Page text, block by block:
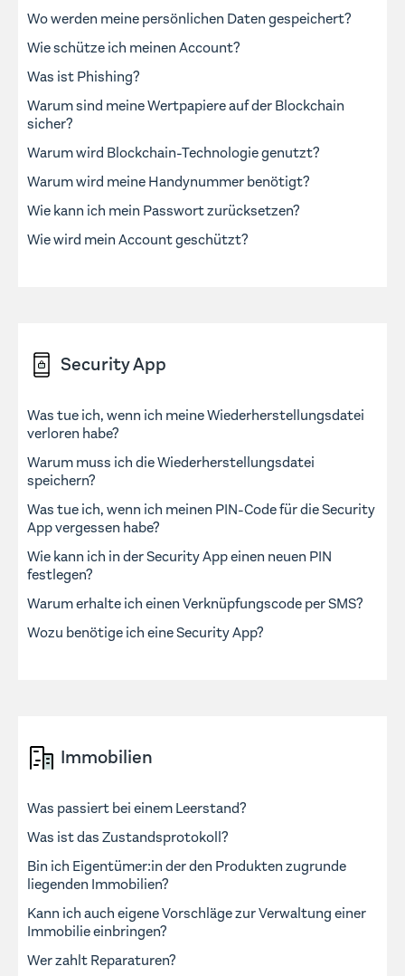
Wo werden meine persönlichen Daten gespeichert?
Wie schütze ich meinen Account?
Was ist Phishing?
Warum sind meine Wertpapiere auf der Blockchain
sicher?
Warum wird Blockchain-Technologie genutzt?
Warum wird meine Handynummer benötigt?
Wie kann ich mein Passwort zurücksetzen?
Wie wird mein Account geschützt?
Security App
Was tue ich, wenn ich meine Wiederherstellungsdatei
verloren habe?
Warum muss ich die Wiederherstellungsdatei
speichern?
Was tue ich, wenn ich meinen PIN-Code für die Security
App vergessen habe?
Wie kann ich in der Security App einen neuen PIN
festlegen?
Warum erhalte ich einen Verknüpfungscode per SMS?
Wozu benötige ich eine Security App?
Immobilien
Was passiert bei einem Leerstand?
Was ist das Zustandsprotokoll?
Bin ich Eigentümer:in der den Produkten zugrunde
liegenden Immobilien?
Kann ich auch eigene Vorschläge zur Verwaltung einer
Immobilie einbringen?
Wer zahlt Reparaturen?